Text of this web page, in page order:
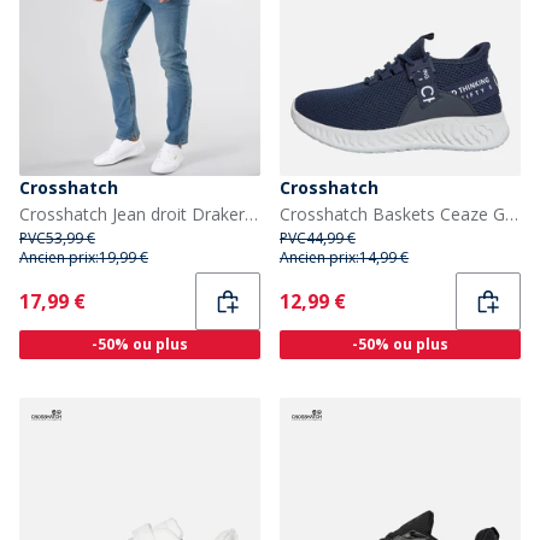
Crosshatch
Crosshatch Jean droit Draker Homme délavé Clair
PVC53,99 €
Ancien prix:19,99 €
Current
17,99 €
-50% ou plus
Crosshatch
Crosshatch Baskets Ceaze Garçon junior, Marine
PVC44,99 €
Ancien prix:14,99 €
Current
12,99 €
-50% ou plus